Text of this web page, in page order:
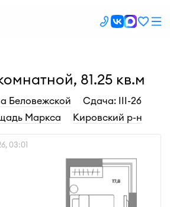
81.25 кв.м
Беловежской
Cдача: III-26
Маркса Кировский р-н
03:01